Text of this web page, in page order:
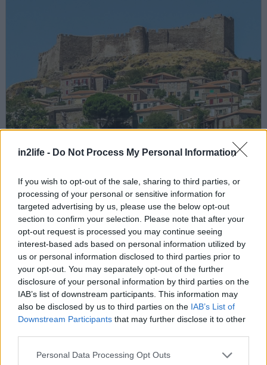
in2life - Do Not Process My Personal Information
If you wish to opt-out of the sale, sharing to third parties, or
processing of your personal or sensitive information for
targeted advertising by us, please use the below opt-out
section to confirm your selection. Please note that after your
opt-out request is processed you may continue seeing
interest-based ads based on personal information utilized by
us or personal information disclosed to third parties prior to
your opt-out. You may separately opt-out of the further
disclosure of your personal information by third parties on the
IAB’s list of downstream participants. This information may
also be disclosed by us to third parties on the IAB’s List of
Downstream Participants that may further disclose it to other
Please note that this website/app uses one or more Google
Personal Data Processing Opt Outs